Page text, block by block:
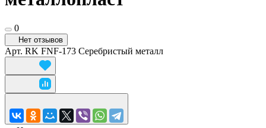
0
Нет отзывов
Арт. RK FNF-173 Серебристый металл